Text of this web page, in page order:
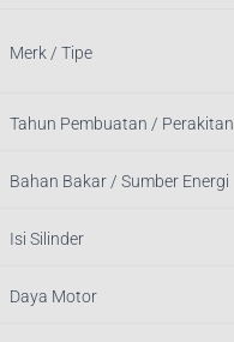
Merk / Tipe
Tahun Pembuatan / Perakitan
Bahan Bakar / Sumber Energi
Isi Silinder
Daya Motor